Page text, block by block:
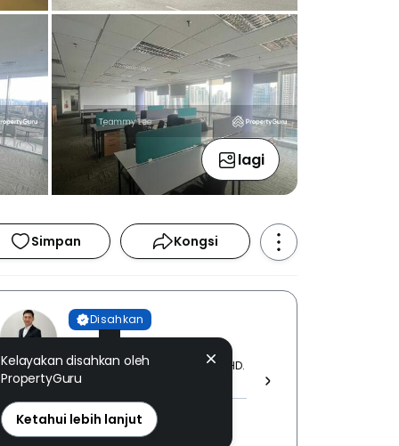
lagi
Simpan Kongsi
Disahkan
Teammy Lee
ORIENTAL REAL ESTATE SDN. BHD.
[ E (1) 1503 ]
REN: 14725 disahkan
Nombor berdaftar LPEPH
Kelayakan disahkan oleh
PropertyGuru
Ketahui lebih lanjut